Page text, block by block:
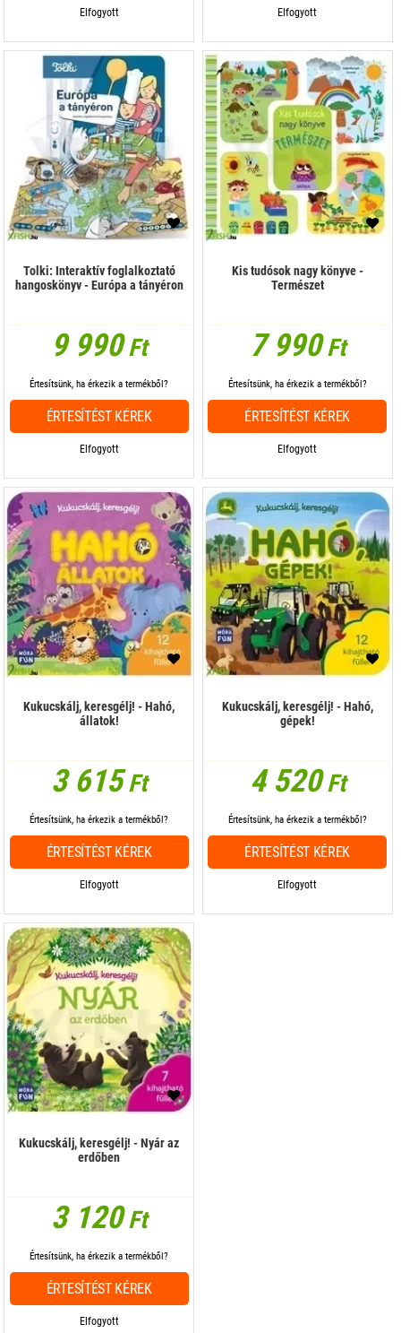
Elfogyott Elfogyott
Tolki: Interaktív foglalkoztató
hangoskönyv - Európa a tányéron
9 990Ft
Elfogyott
Értesítsünk, ha érkezik a termékből?
ÉRTESÍTÉST KÉREK
Kis tudósok nagy könyve -
Természet
7 990Ft
Elfogyott
Értesítsünk, ha érkezik a termékből?
ÉRTESÍTÉST KÉREK
Kukucskálj, keresgélj! - Hahó,
állatok!
3 615Ft
Elfogyott
Értesítsünk, ha érkezik a termékből?
ÉRTESÍTÉST KÉREK
Kukucskálj, keresgélj! - Hahó,
gépek!
4 520Ft
Elfogyott
Értesítsünk, ha érkezik a termékből?
ÉRTESÍTÉST KÉREK
Kukucskálj, keresgélj! - Nyár az
erdőben
3 120Ft
Elfogyott
Értesítsünk, ha érkezik a termékből?
ÉRTESÍTÉST KÉREK